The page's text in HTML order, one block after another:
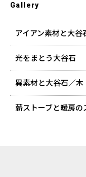
Gallery
アイアン素材と大谷
光をまとう大谷石
異素材と大谷石／木
薪ストーブと暖房の